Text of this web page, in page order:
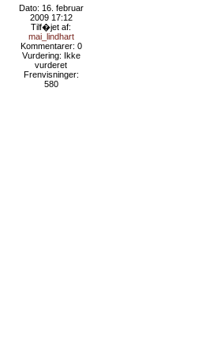
Dato: 16. februar
2009 17:12
Tilf�jet af:
mai_lindhart
Kommentarer: 0
Vurdering: Ikke
vurderet
Frenvisninger:
580